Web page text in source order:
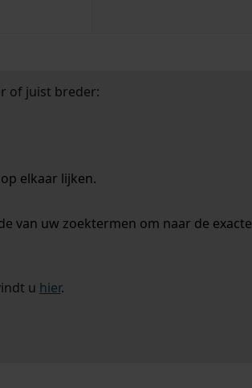
of juist breder:
elkaar lijken.
van uw zoektermen om naar de exacte
u hier.